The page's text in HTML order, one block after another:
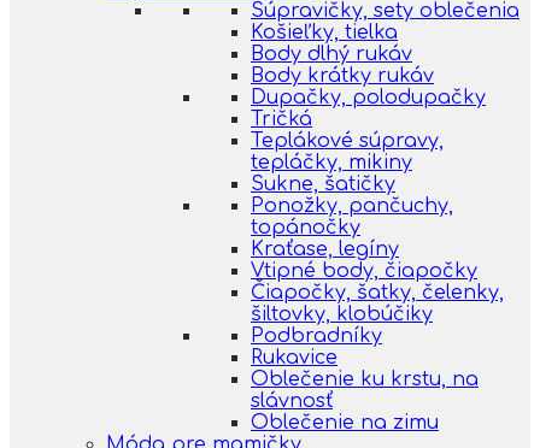
Súpravičky, sety oblečenia
Košieľky, tielka
Body dlhý rukáv
Body krátky rukáv
Dupačky, polodupačky
Tričká
Teplákové súpravy,
tepláčky, mikiny
Sukne, šatičky
Ponožky, pančuchy,
topánočky
Kraťase, legíny
Vtipné body, čiapočky
Čiapočky, šatky, čelenky,
šiltovky, klobúčiky
Podbradníky
Rukavice
Oblečenie ku krstu, na
slávnosť
Oblečenie na zimu